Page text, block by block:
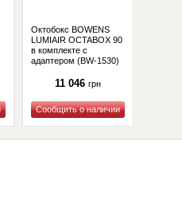
Октобокс BOWENS
LUMIAIR OCTABOX 90
в комплекте с
адаптером (BW-1530)
11 046 грн
Купить